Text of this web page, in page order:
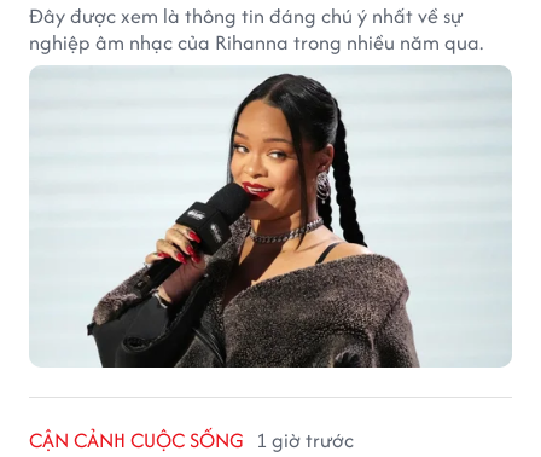
Đây được xem là thông tin đáng chú ý nhất về sự
nghiệp âm nhạc của Rihanna trong nhiều năm qua.
CẬN CẢNH CUỘC SỐNG 1 giờ trước